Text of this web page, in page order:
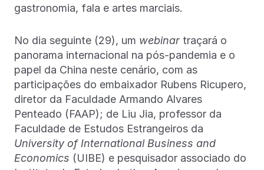
gastronomia, fala e artes marciais.
No dia seguinte (29), um webinar traçará o
panorama internacional na pós-pandemia e o
papel da China neste cenário, com as
participações do embaixador Rubens Ricupero,
diretor da Faculdade Armando Alvares
Penteado (FAAP); de Liu Jia, professor da
Faculdade de Estudos Estrangeiros da
University of International Business and
Economics (UIBE) e pesquisador associado do